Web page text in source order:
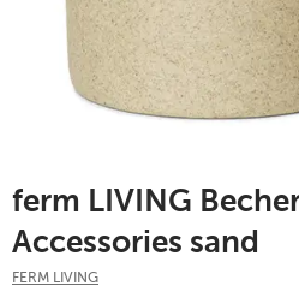
ferm LIVING
Accessories sand
FERM LIVING